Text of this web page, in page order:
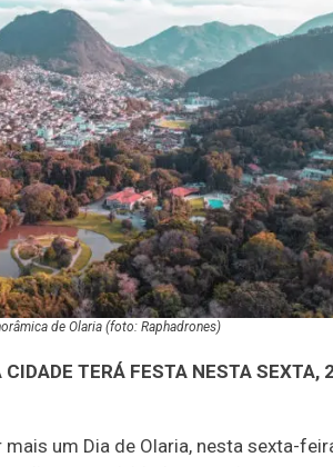
de Olaria (foto: Raphadrones)
CIDADE TERÁ FESTA NESTA SEXTA,
um Dia de Olaria, nesta sexta-